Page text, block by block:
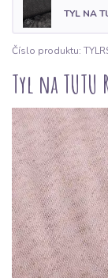
TYL NA
Číslo produktu:
Tyl na TUTU